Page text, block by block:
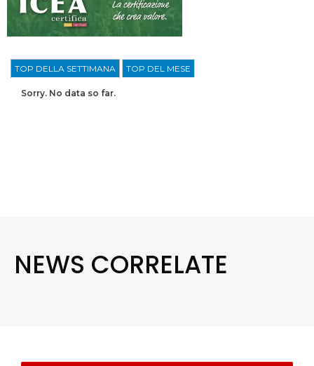
TOP DELLA SETTIMANA TOP DEL MESE
Sorry. No data so far.
NEWS CORRELATE